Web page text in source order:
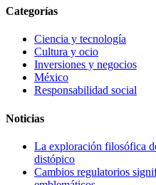
Categorías
Ciencia y tecnología
Cultura y ocio
Inversiones y negocios
México
Responsabilidad social
Noticias
La exploración filosófica
distópico
Cambios regulatorios